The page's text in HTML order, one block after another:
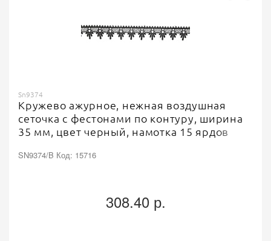
Sn9374
Кружево ажурное, нежная воздушная
сеточка с фестонами по контуру, ширина
35 мм, цвет черный, намотка 15 ярдов
SN9374/B Код: 15716
308.40 р.